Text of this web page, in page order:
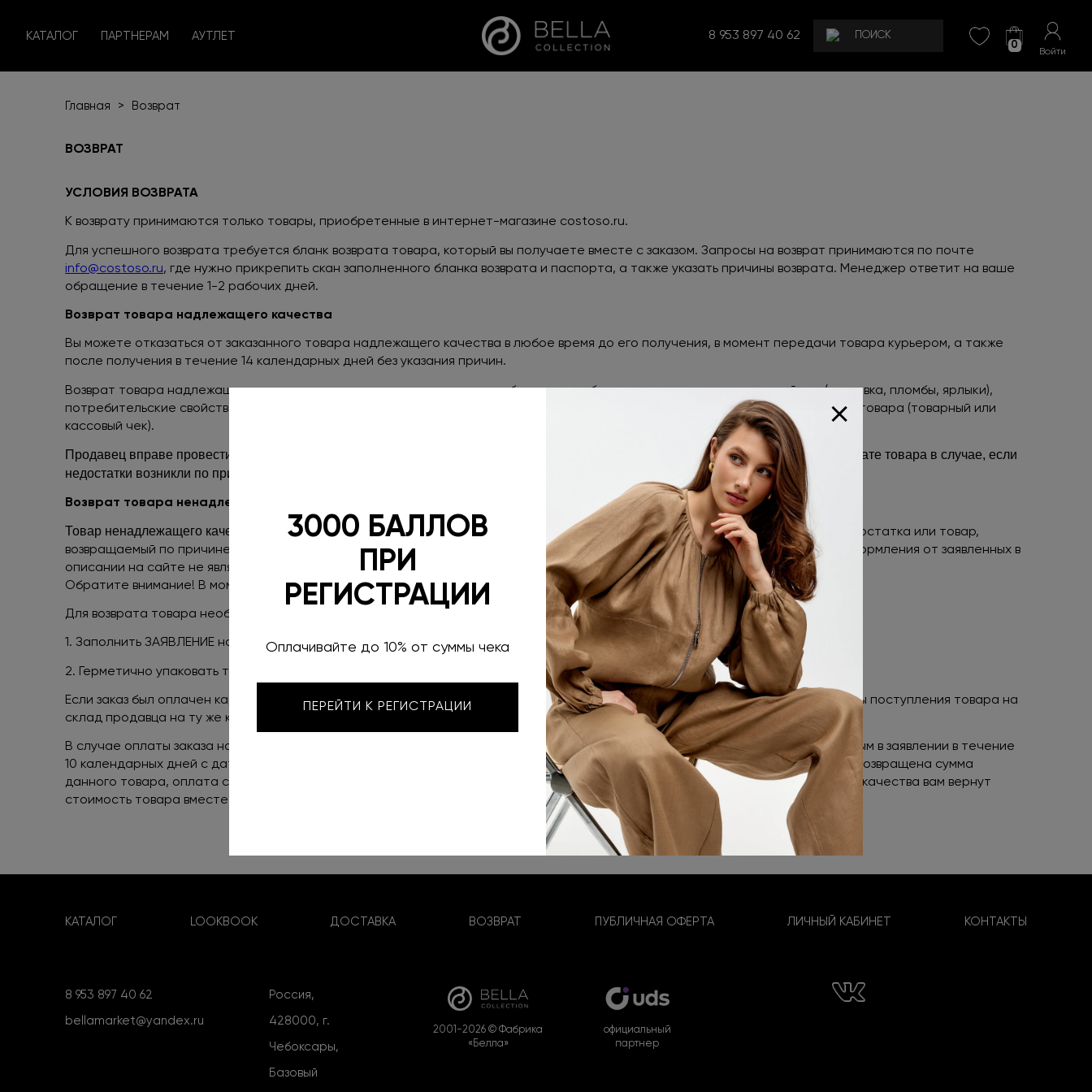
КАТАЛОГ ПАРТНЕРАМ АУТЛЕТ 8 953 897 40 62
0
Войти
Главная > Возврат
ВОЗВРАТ
УСЛОВИЯ ВОЗВРАТА
К возврату принимаются только товары, приобретенные в интернет-магазине costoso.ru.
Для успешного возврата требуется бланк возврата товара, который вы получаете вместе с заказом. Запросы на возврат принимаются по почте
info@costoso.ru, где нужно прикрепить скан заполненного бланка возврата и паспорта, а также указать причины возврата. Менеджер ответит на ваше
обращение в течение 1-2 рабочих дней.
Возврат товара надлежащего качества
Вы можете отказаться от заказанного товара надлежащего качества в любое время до его получения, в момент передачи товара курьером, а также
после получения в течение 14 календарных дней без указания причин.
Возврат товара надлежащего качества возможен в случае, если он не был в употреблении, сохранены его товарный вид (упаковка, пломбы, ярлыки),
потребительские свойства. Также необходимо предоставить документ, подтверждающий факт и условия покупки указанного товара (товарный или
кассовый чек).
Продавец вправе провести экспертизу товара в соответствии с п.5 ст. 18 Закона «О защите прав потребителей» и отказать в возврате товара в случае, если
недостатки возникли по причинам, за которые продавец ответственности не несет.
Возврат товара ненадлежащего качества.
Товар ненадлежащего качества – это товар, не способный обеспечить свои функциональные качества из-за существенного недостатка или товар,
возвращаемый по причине несоответствия заказанному (артикул, цвет, качество, размер). Отличие элементов дизайна или оформления от заявленных в
описании на сайте не является неисправностью или не функциональностью товара.
Обратите внимание! В момент доставки товара рекомендуем проверить внешний вид товара и комплектацию заказа.
Для возврата товара необходимо:
1. Заполнить ЗАЯВЛЕНИЕ на возврат и вложить в упаковку с товаром.
2. Герметично упаковать товар и оформить отправление посылки в ближайшем к вам отделении СДЭК.
Если заказ был оплачен картой на сайте, то возврат денежных средств осуществляется в течение 10 календарных дней с даты поступления товара на
склад продавца на ту же карту, с которой был оплачен товар.
В случае оплаты заказа наличными или банковской картой при получении, возврат будет осуществлен по реквизитам, указанным в заявлении в течение
10 календарных дней с даты поступления товара на склад продавца. При возврате товара надлежащего качества вам будет возвращена сумма
данного товара, оплата стоимости обратной доставки производится за ваш счет. В случае возврата товара ненадлежащего качества вам вернут
стоимость товара вместе со стоимостью доставки.
КАТАЛОГ LOOKBOOK ДОСТАВКА ВОЗВРАТ ПУБЛИЧНАЯ ОФЕРТА ЛИЧНЫЙ КАБИНЕТ КОНТАКТЫ
8 953 897 40 62
bellamarket@yandex.ru
Россия,
428000, г.
Чебоксары,
Базовый
2001-2026 © Фабрика
«Белла»
официальный
партнер
+
3000 БАЛЛОВ
ПРИ
РЕГИСТРАЦИИ
Оплачивайте до 10% от суммы чека
ПЕРЕЙТИ К РЕГИСТРАЦИИ